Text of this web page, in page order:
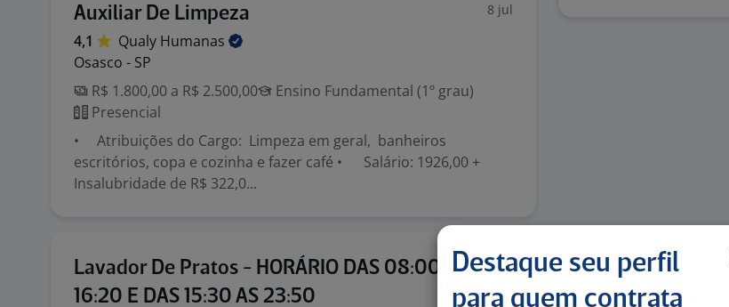
Auxiliar De Limpeza 8 jul
4,1 Qualy Humanas
Osasco - SP
R$ 1.800,00 a R$ 2.500,00
Ensino Fundamental (1º grau)
Presencial
• Atribuições do Cargo: Limpeza em geral, banheiros
escritórios, copa e cozinha e fazer café • Salário: 1926,00 +
Insalubridade de R$ 322,0...
Lavador De Pratos - HORÁRIO DAS 08:00 AS
16:20 E DAS 15:30 AS 23:50
29 jun
Destaque seu perfil
para quem contrata